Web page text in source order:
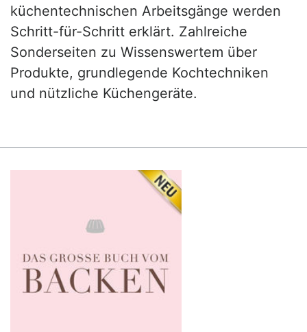
küchentechnischen Arbeitsgänge werden
Schritt-für-Schritt erklärt. Zahlreiche
Sonderseiten zu Wissenswertem über
Produkte, grundlegende Kochtechniken
und nützliche Küchengeräte.